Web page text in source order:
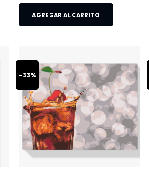
AGREGAR AL CARRITO
-33%